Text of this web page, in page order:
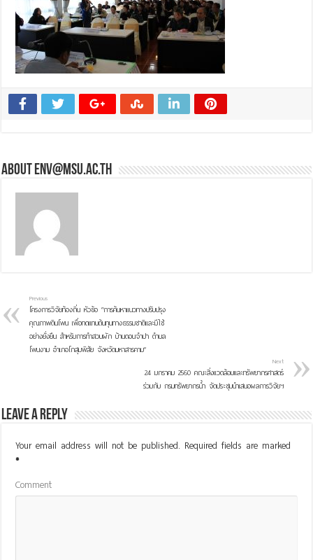
About env@msu.ac.th
Previous
โครงการวิจัยท้องถิ่น หัวข้อ “การค้นหาแนวทางปรับปรุง
คุณภาพดินโพน เพื่อทดแทนต้นทุนทางธรรมชาติและมีใช้
อย่างยั่งยืน สำหรับการทำสวนผัก บ้านดอนจำปา ตำบล
โพนงาม อำเภอโกสุมพิสัย จังหวัดมหาสารคาม”
Next
24 มกราคม 2560 คณะสิ่งแวดล้อมและทรัพยากรศาสตร์
ร่วมกับ กรมทรัพยากรน้ำ จัดประชุมนำเสนอผลการวิจัยฯ
Leave a Reply
Your email address will not be published. Required fields are marked
*
Comment